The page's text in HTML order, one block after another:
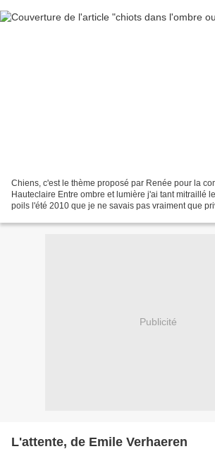
Chiens, c'est le thème proposé par Renée pour la
Hauteclaire Entre ombre et lumière j'ai tant mitraillé
poils l'été 2010 que je ne savais pas vraiment que
Publicité
L'attente, de Emile Verhaeren